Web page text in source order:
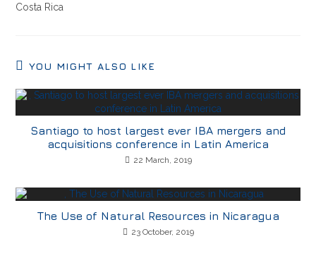
Costa Rica
YOU MIGHT ALSO LIKE
Santiago to host largest ever IBA mergers and
acquisitions conference in Latin America
22 March, 2019
The Use of Natural Resources in Nicaragua
23 October, 2019